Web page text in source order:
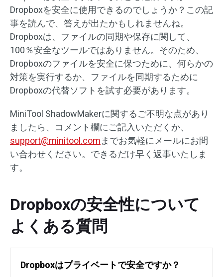
Dropboxを安全に使用できるのでしょうか？この記
事を読んで、答えが出たかもしれませんね。
Dropboxは、ファイルの同期や保存に関して、
100％安全なツールではありません。そのため、
Dropboxのファイルを安全に保つために、何らかの
対策を実行するか、ファイルを同期するために
Dropboxの代替ソフトを試す必要があります。
MiniTool ShadowMakerに関するご不明な点があり
ましたら、コメント欄にご記入いただくか、
support@minitool.com までお気軽にメールにお問
い合わせください。できるだけ早く返事いたしま
す。
Dropboxの安全性について
よくある質問
Dropboxはプライベートで安全ですか？